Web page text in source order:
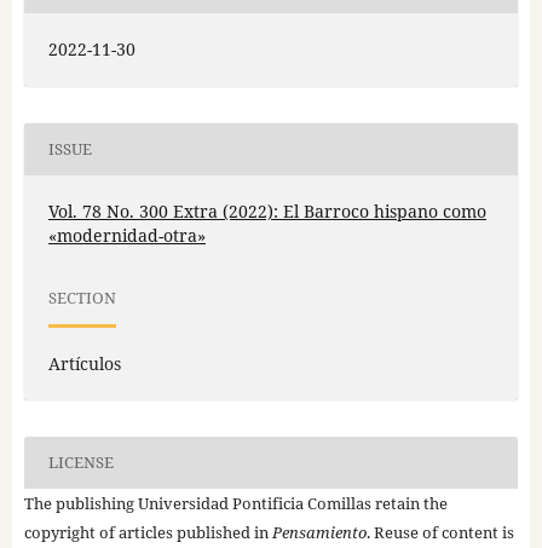
2022-11-30
ISSUE
Vol. 78 No. 300 Extra (2022): El Barroco hispano como
«modernidad-otra»
SECTION
Artículos
LICENSE
The publishing Universidad Pontificia Comillas retain the
copyright of articles published in Pensamiento. Reuse of content is